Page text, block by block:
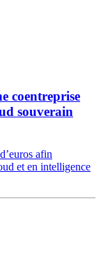
coentreprise
souverain
afin
et en intelligence